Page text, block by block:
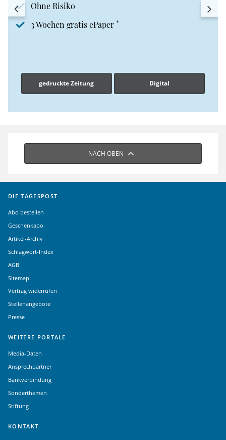
Ohne Risiko
3 Wochen gratis ePaper *
gedruckte Zeitung Digital
NACH OBEN
DIE TAGESPOST
Abo bestellen
Geschenkabo
Artikel-Archiv
Schlagwort-Index
AGB
Sitemap
Vertrag widerrufen
Stellenangebote
Presse
WEITERE PORTALE
Media-Daten
Ansprechpartner
Bankverbindung
Sonderthemen
Stiftung
KONTAKT